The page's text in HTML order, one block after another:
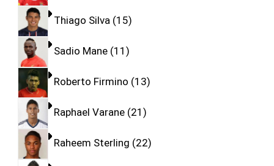
Thiago Silva 15
Sadio Mane 11
Roberto Firmino 13
Raphael Varane 21
Raheem Sterling 22